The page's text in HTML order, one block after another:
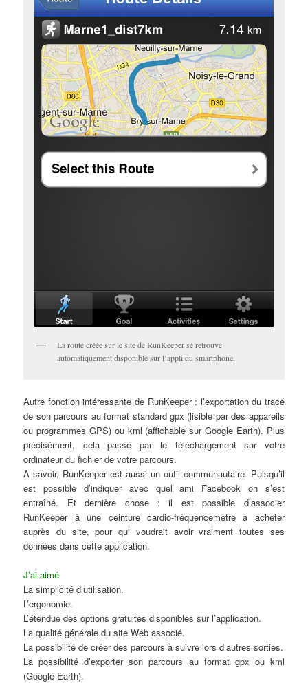
La route créée sur le site de RunKeeper se retrouve
automatiquement disponible sur l’appli du smartphone.
Autre fonction intéressante de RunKeeper : l’exportation du tracé
de son parcours au format standard gpx (lisible par des appareils
ou programmes GPS) ou kml (affichable sur Google Earth). Plus
précisément, cela passe par le téléchargement sur votre
ordinateur du fichier de votre parcours.
A savoir, RunKeeper est aussi un outil communautaire. Puisqu’il
est possible d’indiquer avec quel ami Facebook on s’est
entraîné. Et dernière chose : il est possible d’associer
RunKeeper à une ceinture cardio-fréquencemètre à acheter
auprès du site, pour qui voudrait avoir vraiment toutes ses
données dans cette application.
J’ai aimé
La simplicité d’utilisation.
L’ergonomie.
L’étendue des options gratuites disponibles sur l’application.
La qualité générale du site Web associé.
La possibilité de créer des parcours à suivre lors d’autres sorties.
La possibilité d’exporter son parcours au format gpx ou kml
(Google Earth).